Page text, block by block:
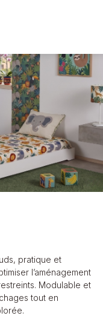
pratique et
l’aménagement
Modulable et
tout en